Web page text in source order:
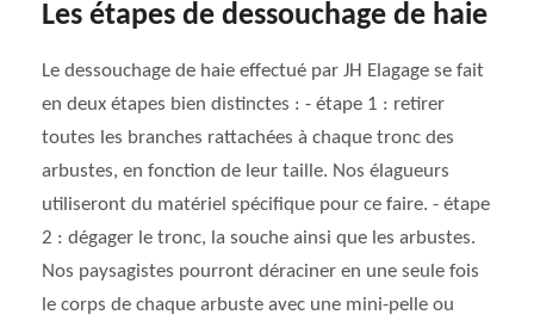
Les étapes de dessouchage de haie
Le dessouchage de haie effectué par JH Elagage se fait
en deux étapes bien distinctes : - étape 1 : retirer
toutes les branches rattachées à chaque tronc des
arbustes, en fonction de leur taille. Nos élagueurs
utiliseront du matériel spécifique pour ce faire. - étape
2 : dégager le tronc, la souche ainsi que les arbustes.
Nos paysagistes pourront déraciner en une seule fois
le corps de chaque arbuste avec une mini-pelle ou